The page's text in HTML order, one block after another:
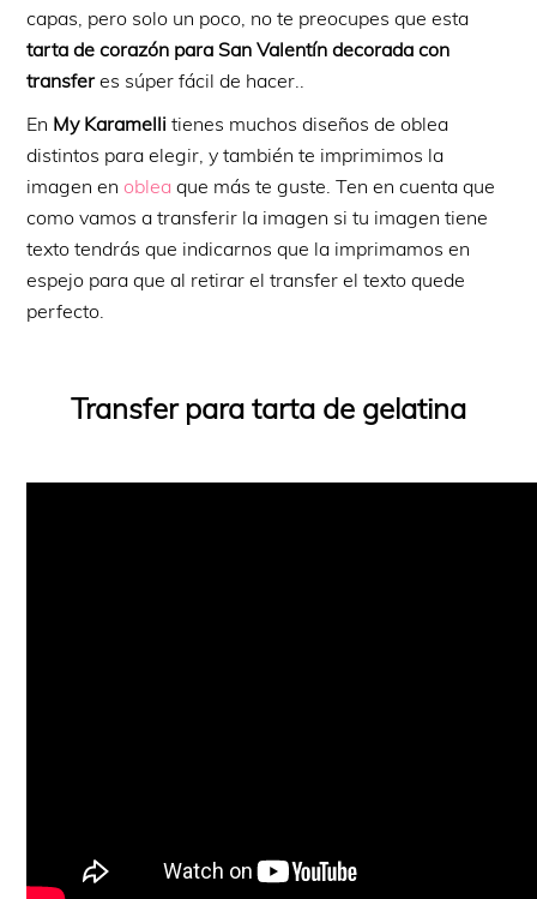
capas, pero solo un poco, no te preocupes que esta
tarta de corazón para San Valentín decorada con
transferes súper fácil de hacer..
En My Karamelli tienes muchos diseños de oblea
distintos para elegir, y también te imprimimos la
imagen en oblea que más te guste. Ten en cuenta que
como vamos a transferir la imagen si tu imagen tiene
texto tendrás que indicarnos que la imprimamos en
espejo para que al retirar el transfer el texto quede
perfecto.
Transfer para tarta de gelatina